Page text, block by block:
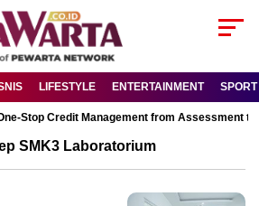
LIFESTYLE ENTERTAINMENT SPORT
Stop Credit Management from Assessment
SMK3 Laboratorium